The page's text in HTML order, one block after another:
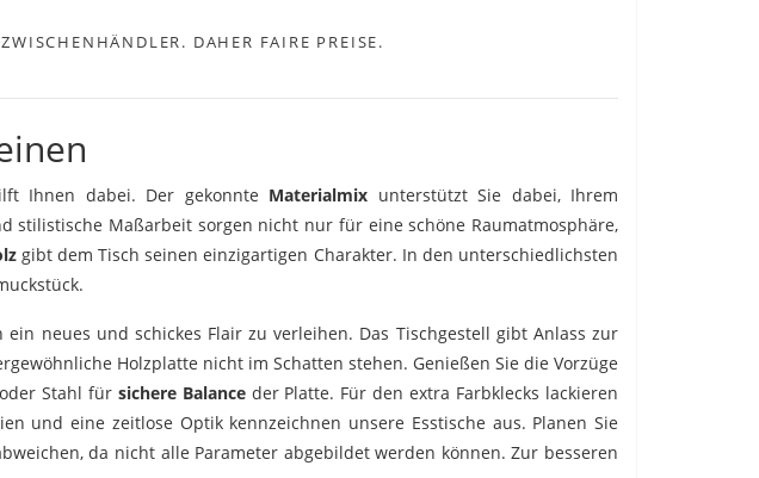
DAHER FAIRE PREISE.
Ihnen dabei. Der gekonnte Materialmix unterstützt Sie dabei, Ihrem
stilistische Maßarbeit sorgen nicht nur für eine schöne Raumatmosphäre,
gibt dem Tisch seinen einzigartigen Charakter. In den unterschiedlichsten
neues und schickes Flair zu verleihen. Das Tischgestell gibt Anlass zur
Holzplatte nicht im Schatten stehen. Genießen Sie die Vorzüge
Stahl für sichere Balanceder Platte. Für den extra Farbklecks lackieren
und eine zeitlose Optik kennzeichnen unsere Esstische aus. Planen Sie
da nicht alle Parameter abgebildet werden können. Zur besseren